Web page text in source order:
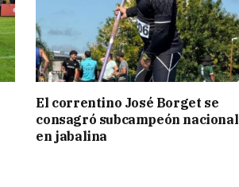
El correntino José Borget se
consagró subcampeón nacional
en jabalina